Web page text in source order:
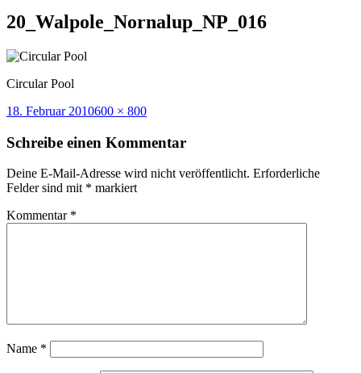
20_Walpole_Nornalup_NP_016
Circular Pool
Veröffentlicht
18. Februar 2010Volle
600 × 800
Schreibe einen Kommentar
Deine E-Mail-Adresse wird nicht veröffentlicht. Erforderliche
Felder sind mit * markiert
Kommentar *
Name *